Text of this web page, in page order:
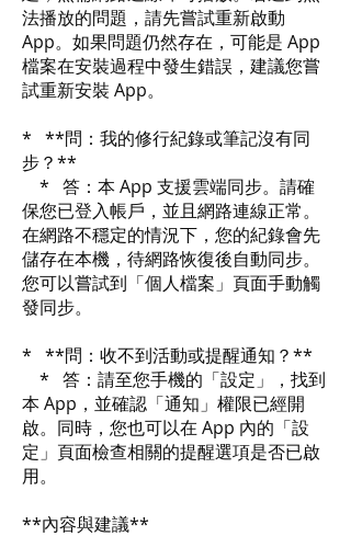
法播放的問題，請先嘗試重新啟動
App。如果問題仍然存在，可能是 App
檔案在安裝過程中發生錯誤，建議您嘗
試重新安裝 App。
* **問：我的修行紀錄或筆記沒有同
步？**
* 答：本 App 支援雲端同步。請確
保您已登入帳戶，並且網路連線正常。
在網路不穩定的情況下，您的紀錄會先
儲存在本機，待網路恢復後自動同步。
您可以嘗試到「個人檔案」頁面手動觸
發同步。
* **問：收不到活動或提醒通知？**
* 答：請至您手機的「設定」，找到
本 App，並確認「通知」權限已經開
啟。同時，您也可以在 App 內的「設
定」頁面檢查相關的提醒選項是否已啟
用。
**內容與建議**